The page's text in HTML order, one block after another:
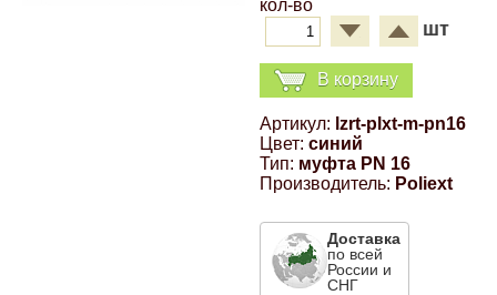
кол-во
шт
В корзину
Артикул: lzrt-plxt-m-pn16
Цвет: синий
Тип: муфта PN 16
Производитель: Poliext
Доставка
по всей
России и
СНГ
Компрессионные фитинги Poliext
Эмали универсальные акриловые
Магнитные панели на холодильник